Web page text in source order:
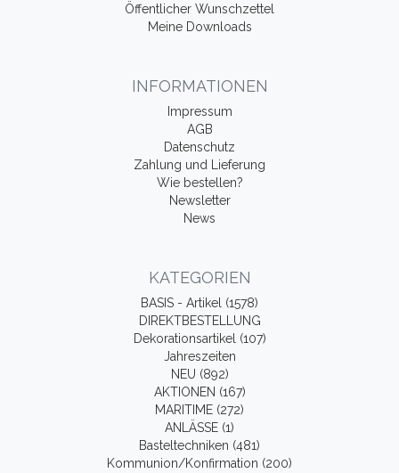
Öffentlicher Wunschzettel
Meine Downloads
INFORMATIONEN
Impressum
AGB
Datenschutz
Zahlung und Lieferung
Wie bestellen?
Newsletter
News
KATEGORIEN
BASIS - Artikel (1578)
DIREKTBESTELLUNG
Dekorationsartikel (107)
Jahreszeiten
NEU (892)
AKTIONEN (167)
MARITIME (272)
ANLÄSSE (1)
Basteltechniken (481)
Kommunion/Konfirmation (200)